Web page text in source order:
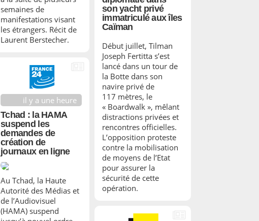
semaines de
manifestations visant
les étrangers. Récit de
Laurent Berstecher.
son yacht privé
immatriculé aux îles
Caïman
Début juillet, Tilman
Joseph Fertitta s’est
lancé dans un tour de
la Botte dans son
navire privé de
117 mètres, le
« Boardwalk », mêlant
distractions privées et
rencontres officielles.
L’opposition proteste
contre la mobilisation
de moyens de l’Etat
pour assurer la
sécurité de cette
opération.
il y a une heure
Tchad : la HAMA
suspend les
demandes de
création de
journaux en ligne
Au Tchad, la Haute
Autorité des Médias et
de l’Audiovisuel
(HAMA) suspend